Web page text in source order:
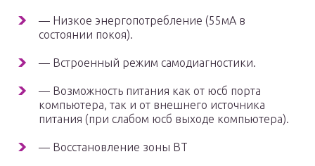
— Низкое энергопотребление (55мА в
состоянии покоя).
— Встроенный режим самодиагностики.
— Возможность питания как от юсб порта
компьютера, так и от внешнего источника
питания (при слабом юсб выходе компьютера).
— Восстановление зоны BT